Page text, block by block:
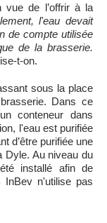
vue de l’offrir à la
l'eau devait
de compte utilisée
de la brasserie.
t-on.
sous la place
Dans ce
conteneur dans
l'eau est purifiée
d’être purifiée une
Dyle. Au niveau du
installé afin de
InBev n'utilise pas